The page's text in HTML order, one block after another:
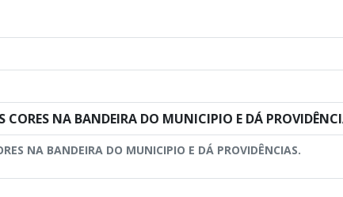
CORES NA BANDEIRA DO MUNICIPIO E DÁ
NA BANDEIRA DO MUNICIPIO E DÁ PROVIDÊNCIAS.